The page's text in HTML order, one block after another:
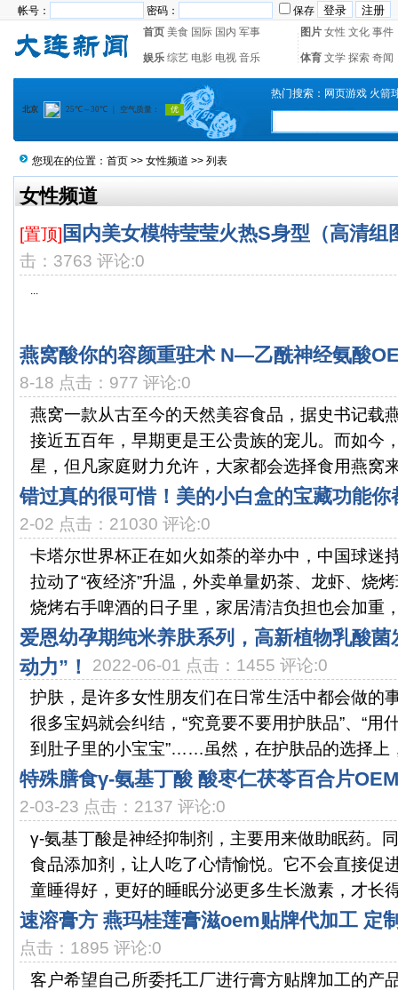
帐号： 密码：
保存
首页 美食 国际 国内 军事 图片 女性 文化 事件
娱乐 综艺 电影 电视 音乐 体育 文学 探索 奇闻
热门搜索： 网页游戏 火箭
您现在的位置： 首页 >> 女性频道 >> 列表
女性频道
[置顶] 国内美女模特莹莹火热S身型（高清组
击：3763 评论:0
...
燕窝酸你的容颜重驻术 N—乙酰神经氨酸
8-18 点击：977 评论:0
燕窝一款从古至今的天然美容食品，据史书记载
接近五百年，早期更是王公贵族的宠儿。而如今
星，但凡家庭财力允许，大家都会选择食用燕窝
错过真的很可惜！美的小白盒的宝藏功能你
2-02 点击：21030 评论:0
卡塔尔世界杯正在如火如荼的举办中，中国球迷
拉动了“夜经济”升温，外卖单量奶茶、龙虾、烧
烧烤右手啤酒的日子里，家居清洁负担也会加重
爱恩幼孕期纯米养肤系列，高新植物乳酸菌
动力”！
2022-06-01 点击：1455 评论:0
护肤，是许多女性朋友们在日常生活中都会做的
很多宝妈就会纠结，“究竟要不要用护肤品”、“用
到肚子里的小宝宝”……虽然，在护肤品的选择上
特殊膳食γ-氨基丁酸 酸枣仁茯苓百合片
2-03-23 点击：2137 评论:0
γ-氨基丁酸是神经抑制剂，主要用来做助眠药。
食品添加剂，让人吃了心情愉悦。它不会直接促
童睡得好，更好的睡眠分泌更多生长激素，才长
速溶膏方 燕玛桂莲膏滋oem贴牌代加工 定
点击：1895 评论:0
客户希望自己所委托工厂进行膏方贴牌加工的产